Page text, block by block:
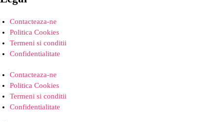
Contacteaza-ne
Politica Cookies
Termeni si conditii
Confidentialitate
Contacteaza-ne
Politica Cookies
Termeni si conditii
Confidentialitate